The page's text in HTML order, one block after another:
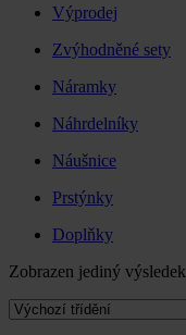
Výprodej
Zvýhodněné sety
Náramky
Náhrdelníky
Náušnice
Prstýnky
Doplňky
Zobrazen jediný výsledek